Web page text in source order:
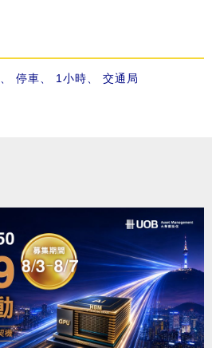
停車 1小時 交通局